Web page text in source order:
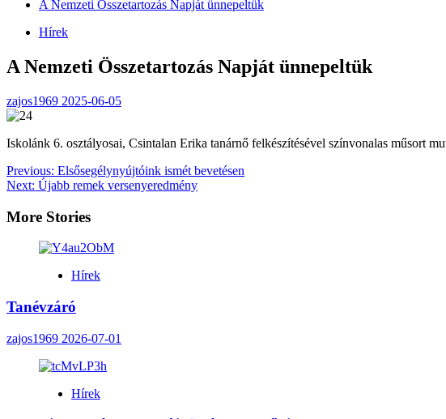
A Nemzeti Összetartozás Napját ünnepeltük
Hírek
A Nemzeti Összetartozás Napját ünnepeltük
zajos1969 2025-06-05
Iskolánk 6. osztályosai, Csintalan Erika tanárnő felkészítésével színvonalas műsort
Post
navigation
Previous: Elsősegélynyújtóink ismét bevetésen
Next: Újabb remek versenyeredmény
More Stories
Hírek
Tanévzáró
zajos1969 2026-07-01
Hírek